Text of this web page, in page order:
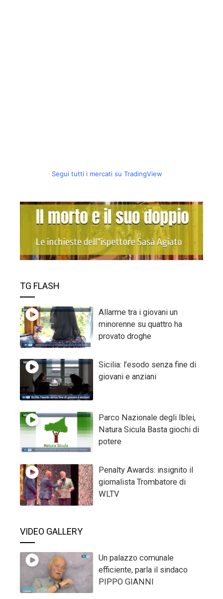
Segui tutti i mercati su TradingView
TG FLASH
Allarme tra i giovani un
minorenne su quattro ha
provato droghe
Sicilia: l’esodo senza fine di
giovani e anziani
Parco Nazionale degli Iblei,
Natura Sicula Basta giochi di
potere
Penalty Awards: insignito il
giornalista Trombatore di
WLTV
VIDEO GALLERY
Un palazzo comunale
efficiente, parla il sindaco
PIPPO GIANNI